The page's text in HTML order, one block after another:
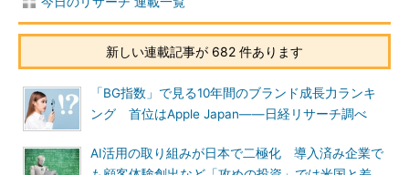
新しい連載記事が 682 件あります
「BG指数」で見る10年間のブランド成長力ランキ
ング 首位はApple Japan――日経リサーチ調べ
AI活用の取り組みが日本で二極化 導入済み企業で